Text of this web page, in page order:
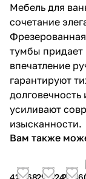
Мебель для
сочетание
тумбы придает
впечатление
гарантируют
долговечность
усиливают
изысканности.
Вам также
42 76829 02421